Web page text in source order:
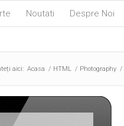
Noutati Despre Noi
aici: Acasa / HTML / Photography /